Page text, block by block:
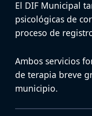
El DIF Municipal
psicológicas de
proceso de
Ambos servicios
de terapia breve
municipio.